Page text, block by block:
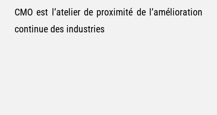
CMO est l’atelier de proximité de l’amélioration
continue des industries